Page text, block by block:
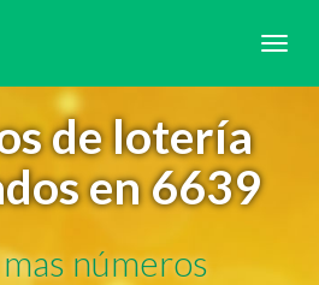
de lotería
en 6639
números